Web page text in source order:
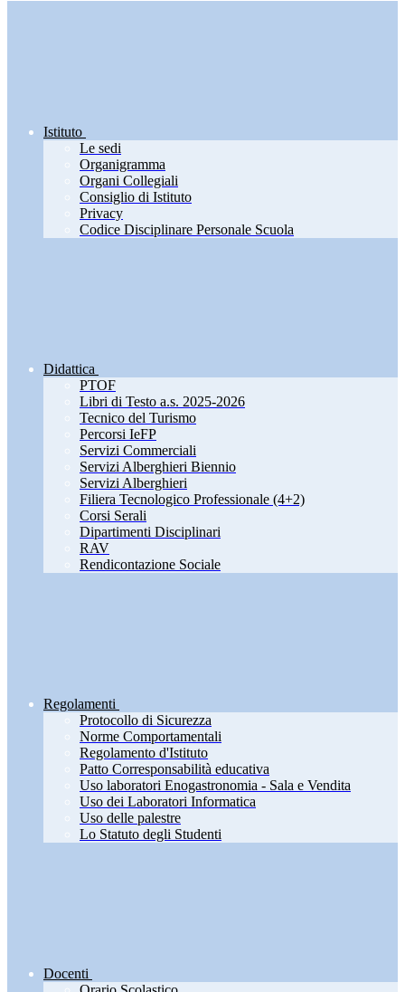
Istituto
Le sedi
Organigramma
Organi Collegiali
Consiglio di Istituto
Privacy
Codice Disciplinare Personale Scuola
Didattica
PTOF
Libri di Testo a.s. 2025-2026
Tecnico del Turismo
Percorsi IeFP
Servizi Commerciali
Servizi Alberghieri Biennio
Servizi Alberghieri
Filiera Tecnologico Professionale (4+2)
Corsi Serali
Dipartimenti Disciplinari
RAV
Rendicontazione Sociale
Regolamenti
Protocollo di Sicurezza
Norme Comportamentali
Regolamento d'Istituto
Patto Corresponsabilità educativa
Uso laboratori Enogastronomia - Sala e Vendita
Uso dei Laboratori Informatica
Uso delle palestre
Lo Statuto degli Studenti
Docenti